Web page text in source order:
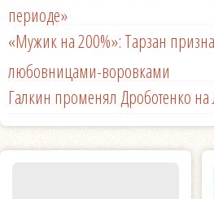
периоде»
«Мужик на 200%»: Тарзан
любовницами-воровками
Галкин променял Дроботенко на